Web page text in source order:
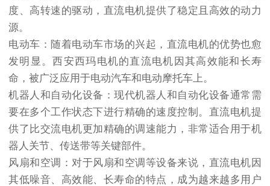
度、高转速的驱动，直流电机提供了稳定且高效的动力
源。
电动车 ：随着电动车市场的兴起，直流电机的优势也愈
发明显。西安西玛电机的直流电机因其高效能和长寿
命，被广泛应用于电动汽车和电动摩托车上。
机器人和自动化设备 ：现代机器人和自动化设备通常需
要在多个工作状态下进行精确的速度控制。直流电机提
供了比交流电机更加精确的调速能力，非常适合用于机
器人关节、传送带等关键部件。
风扇和空调 ：对于风扇和空调等设备来说，直流电机因
其低噪音、高效能、长寿命的特点，成为越来越多用户